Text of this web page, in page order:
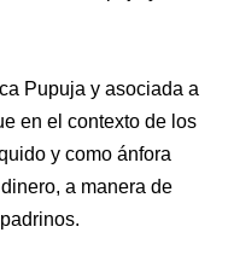
Pupuja y asociada a
en el contexto de los
y como ánfora
a manera de